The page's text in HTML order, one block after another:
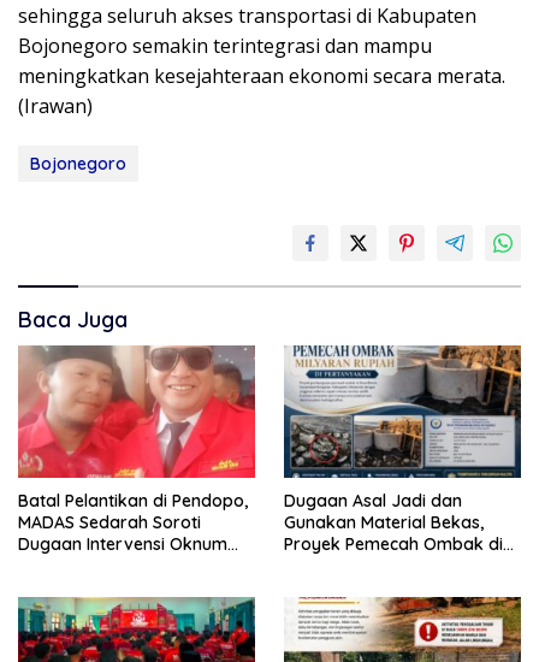
sehingga seluruh akses transportasi di Kabupaten
Bojonegoro semakin terintegrasi dan mampu
meningkatkan kesejahteraan ekonomi secara merata.
(Irawan)
Bojonegoro
Baca Juga
Batal Pelantikan di Pendopo,
MADAS Sedarah Soroti
Dugaan Intervensi Oknum
Dugaan Asal Jadi dan
Gunakan Material Bekas,
Proyek Pemecah Ombak di